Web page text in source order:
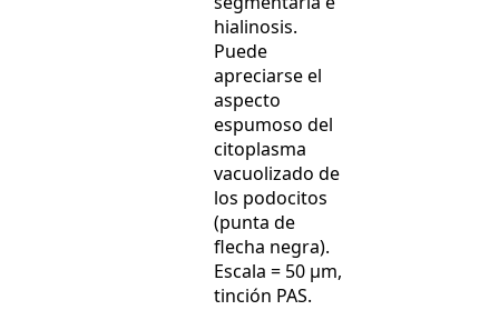
hialinosis.
Puede
apreciarse el
aspecto
espumoso del
citoplasma
vacuolizado de
los podocitos
(punta de
flecha negra).
Escala = 50 µm,
tinción PAS.